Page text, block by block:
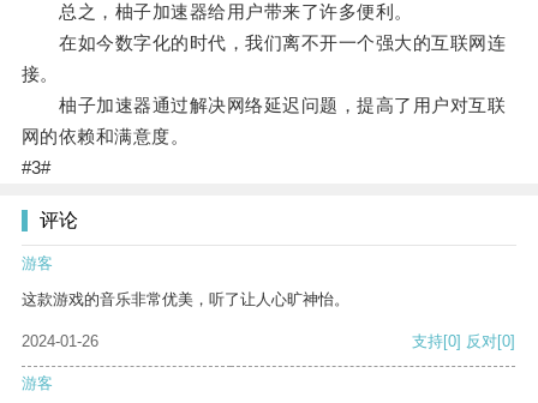
总之，柚子加速器给用户带来了许多便利。
在如今数字化的时代，我们离不开一个强大的互联网连
接。
柚子加速器通过解决网络延迟问题，提高了用户对互联
网的依赖和满意度。
#3#
评论
游客
这款游戏的音乐非常优美，听了让人心旷神怡。
2024-01-26 支持[0] 反对[0]
游客